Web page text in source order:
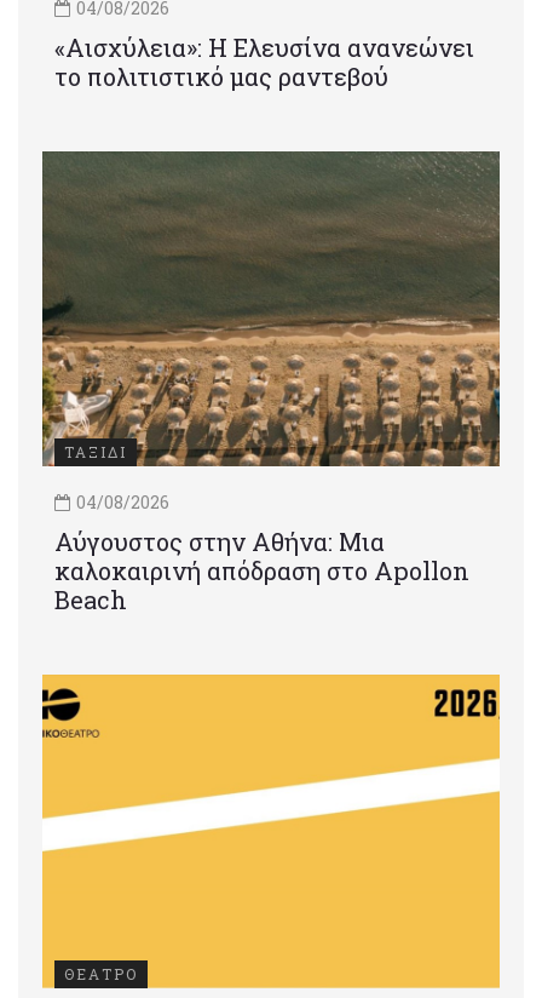
04/08/2026
«Αισχύλεια»: Η Ελευσίνα ανανεώνει
το πολιτιστικό μας ραντεβού
ΤΑΞΙΔΙ
04/08/2026
Αύγουστος στην Αθήνα: Μια
καλοκαιρινή απόδραση στο Apollon
Beach
ΘΕΑΤΡΟ